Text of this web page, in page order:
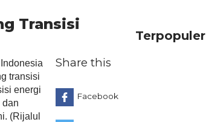
Transisi
transisi
energi
dan
(Rijalul
Share this
Facebook
Terpopuler